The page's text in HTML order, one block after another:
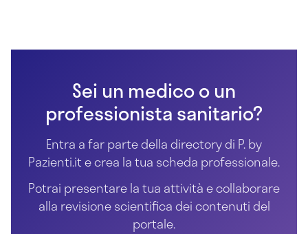
Sei un medico o un
professionista sanitario?
Entra a far parte della directory di P. by
Pazienti.it e crea la tua scheda professionale.
Potrai presentare la tua attività e collaborare
alla revisione scientifica dei contenuti del
portale.